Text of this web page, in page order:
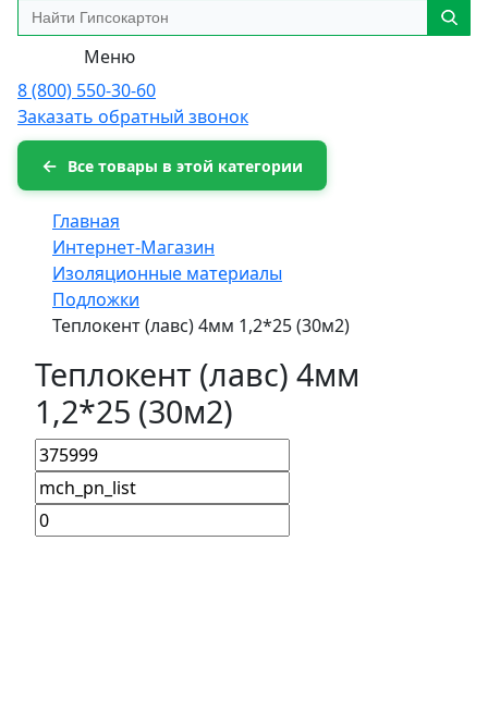
Меню
8 (800) 550-30-60
Заказать обратный звонок
Все товары в этой категории
Главная
Интернет-Магазин
Изоляционные материалы
Подложки
Теплокент (лавс) 4мм 1,2*25 (30м2)
Теплокент (лавс) 4мм
1,2*25 (30м2)